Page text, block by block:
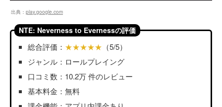
出典： play.google.com
NTE: Neverness to Evernessの評価
総合評価： ★★★★★ （5/5）
ジャンル：ロールプレイング
口コミ数：10.2万 件のレビュー
基本料金：無料